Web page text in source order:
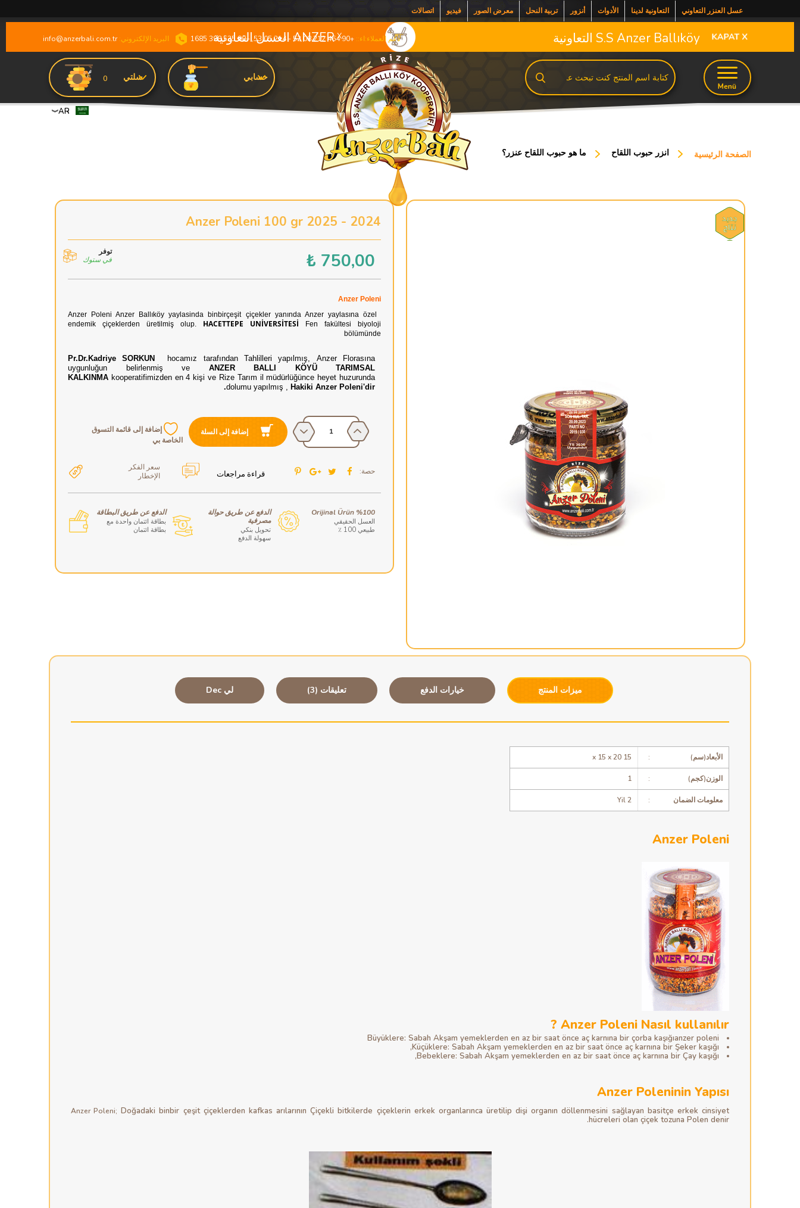
عسل العنزر التعاوني التعاونية لدينا الأدوات أنزور تربية النحل معرض الصور فيديو اتصالات
دعم العملاء:اء:: +90 464 212 08 52 - 214 05 53, +90 535 398 1685 البريد الإلكتروني:info@anzerbali.com.tr S.S Anzer Ballıköy التعاونية ANZER العسل التعاونيةX
AR
حسابي سلتي 0
الصفحة الرئيسية انزر حبوب اللقاح ما هو حبوب اللقاح عنزر؟
توفر
في ستوك
2024 - 2025 Anzer Poleni 100 gr
750,00
₺
Anzer Poleni
Anzer Poleni Anzer Ballıköy yaylasinda binbirçeşit çiçekler yanında Anzer yaylasına özel
endemik çiçeklerden üretilmiş olup.
HACETTEPE UNİVERSİTESİ
Fen fakültesi biyoloji
bölümünde
Pr.Dr.Kadriye SORKUN
hocamız tarafından Tahlilleri yapılmış, Anzer Florasına
uygunluğun belirlenmiş ve ANZER BALLI KÖYÜ TARIMSAL
KALKINMA kooperatifimizden en 4 kişi ve Rize Tarım il müdürlüğünce heyet huzurunda
dolumu yapılmış
Hakiki Anzer Poleni'dir.
إضافة إلى السلة
إضافة إلى قائمة التسوق
الخاصة بي
حصة: قراءة مراجعات
سعر الفكر
الإخطار
%100 Orijinal Ürün
العسل الحقيقي
طبيعي 100 ٪
الدفع عن طريق حوالة
مصرفية
تحويل بنكي
سهولة الدفع
الدفع عن طريق البطاقة
بطاقة ائتمان واحدة مع
بطاقة ائتمان
ميزات المنتج خيارات الدفع تعليقات (3) لي Dec
الأبعاد(سم) :
15 x 15 x 20
الوزن(كجم) :
1
معلومات الضمان :
2 Yil
Anzer Poleni
Anzer Poleni Nasıl kullanılır ?
Büyüklere: Sabah Akşam yemeklerden en az bir saat önce aç karnına bir çorba kaşığıanzer poleni
Küçüklere: Sabah Akşam yemeklerden en az bir saat önce aç karnına bir Şeker kaşığı,
Bebeklere: Sabah Akşam yemeklerden en az bir saat önce aç karnına bir Çay kaşığı,
Anzer Poleninin Yapısı
Anzer Poleni; Doğadaki binbir çeşit çiçeklerden kafkas arılarının Çiçekli bitkilerde çiçeklerin erkek organlarınca üretilip dişi organın döllenmesini sağlayan basitçe erkek cinsiyet
hücreleri olan çiçek tozuna Polen denir.